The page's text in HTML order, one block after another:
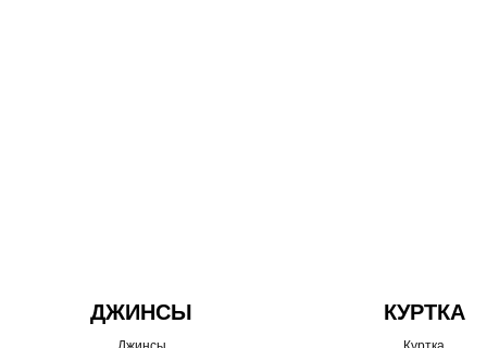
ДЖИНСЫ КУРТКА